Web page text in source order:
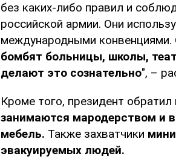
без каких-либо правил и
российской армии. Они
международными конвенциями.
бомбят больницы, школы,
делают это сознательно", –
Кроме того, президент обратил
занимаются мародерством и
мебель. Также захватчики
эвакуируемых людей.